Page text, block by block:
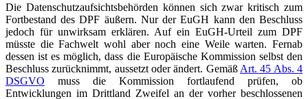
Die Datenschutzaufsichtsbehörden können sich zwar kritisch zum
Fortbestand des DPF äußern. Nur der EuGH kann den Beschluss
jedoch für unwirksam erklären. Auf ein EuGH-Urteil zum DPF
müsste die Fachwelt wohl aber noch eine Weile warten. Fernab
dessen ist es möglich, dass die Europäische Kommission selbst den
Beschluss zurücknimmt, aussetzt oder ändert. Gemäß Art. 45 Abs. 4
DSGVO muss die Kommission fortlaufend prüfen, ob
Entwicklungen im Drittland Zweifel an der vorher beschlossenen